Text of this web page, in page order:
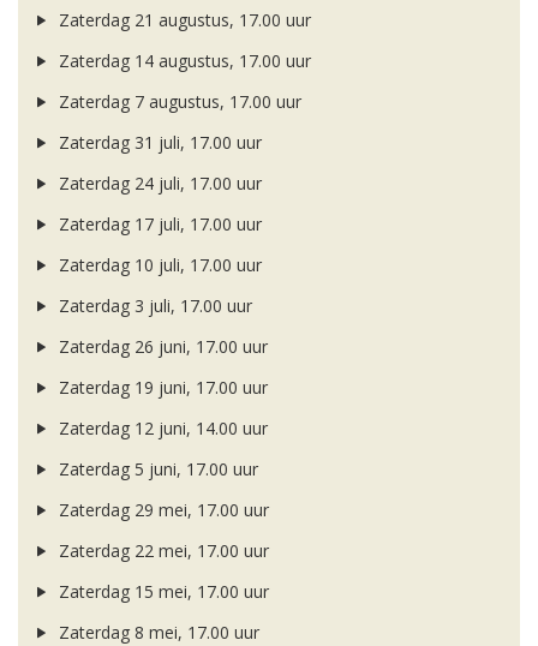
Zaterdag 21 augustus, 17.00 uur
Zaterdag 14 augustus, 17.00 uur
Zaterdag 7 augustus, 17.00 uur
Zaterdag 31 juli, 17.00 uur
Zaterdag 24 juli, 17.00 uur
Zaterdag 17 juli, 17.00 uur
Zaterdag 10 juli, 17.00 uur
Zaterdag 3 juli, 17.00 uur
Zaterdag 26 juni, 17.00 uur
Zaterdag 19 juni, 17.00 uur
Zaterdag 12 juni, 14.00 uur
Zaterdag 5 juni, 17.00 uur
Zaterdag 29 mei, 17.00 uur
Zaterdag 22 mei, 17.00 uur
Zaterdag 15 mei, 17.00 uur
Zaterdag 8 mei, 17.00 uur